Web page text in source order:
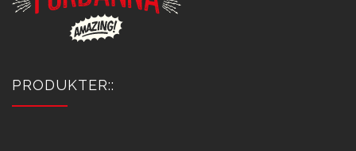
PRODUKTER::